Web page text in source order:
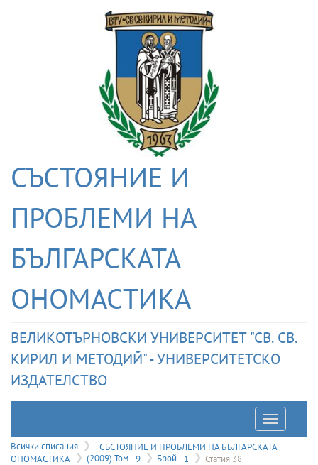
СЪСТОЯНИЕ И
ПРОБЛЕМИ НА
БЪЛГАРСКАТА
ОНОМАСТИКА
ВЕЛИКОТЪРНОВСКИ УНИВЕРСИТЕТ "СВ. СВ.
КИРИЛ И МЕТОДИЙ" - УНИВЕРСИТЕТСКО
ИЗДАТЕЛСТВО
Отваряне
на
Всички списания
СЪСТОЯНИЕ И ПРОБЛЕМИ НА БЪЛГАРСКАТА
ОНОМАСТИКА
(2009) Том 9 Брой 1 Статия 38